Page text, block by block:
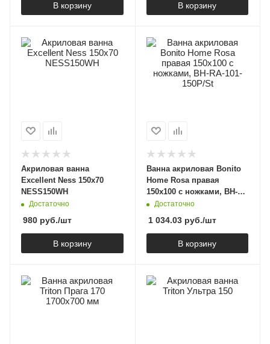
В корзину В корзину
Акриловая ванна
Excellent Ness 150x70
NESS150WH
Достаточно
980 руб./шт
В корзину
Ванна акриловая Bonito
Home Rosa правая
150х100 с ножками, BH-
RA-101-150P/St
Достаточно
1 034.03руб./шт
В корзину